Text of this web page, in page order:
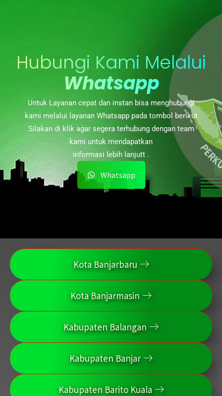
Hubungi Kami Melalui
Whatsapp
Untuk Layanan cepat dan instan bisa menghubungi
kami melalui layanan Whatsapp pada tombol berikut
Silakan di klik agar segera terhubung dengan team
kami untuk mendapatkan
informasi lebih lanjutt .
Whatsapp
Kota Banjarbaru
Kota Banjarmasin
Kabupaten Balangan
Kabupaten Banjar
Kabupaten Barito Kuala